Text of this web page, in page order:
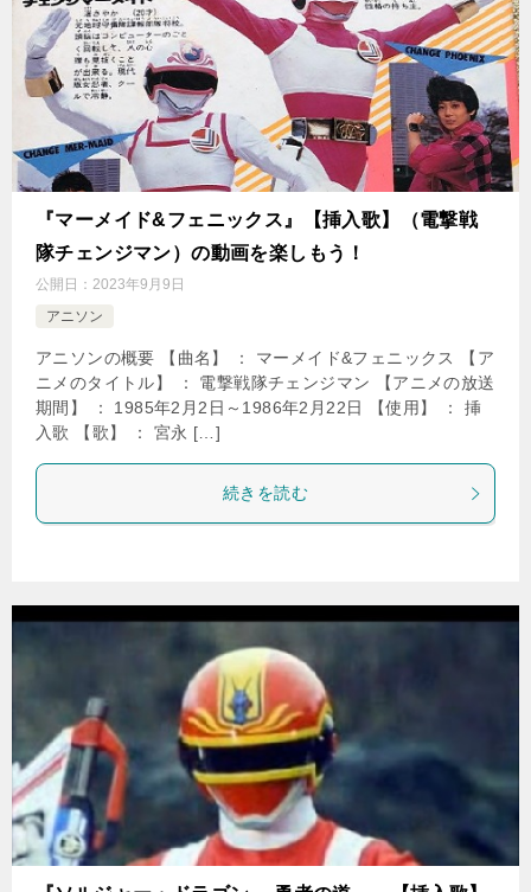
『マーメイド&フェニックス』【挿入歌】（電撃戦
隊チェンジマン）の動画を楽しもう！
公開日： 2023年9月9日
アニソン
アニソンの概要 【曲名】 ： マーメイド&フェニックス 【ア
ニメのタイトル】 ： 電撃戦隊チェンジマン 【アニメの放送
期間】 ： 1985年2月2日～1986年2月22日 【使用】 ： 挿
入歌 【歌】 ： 宮永 […]
続きを読む